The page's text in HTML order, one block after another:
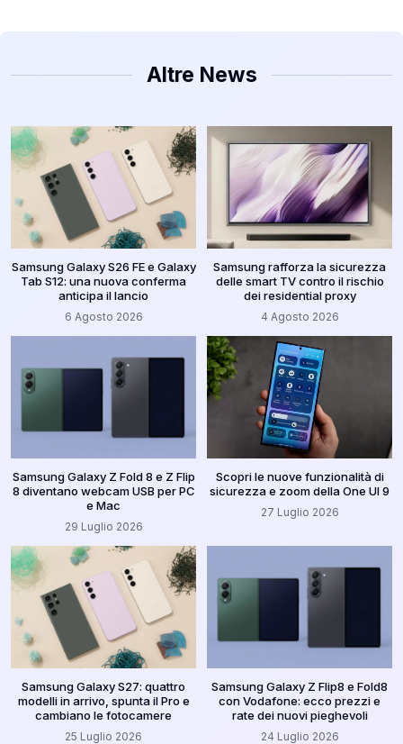
Altre News
Samsung Galaxy S26 FE e Galaxy
Tab S12: una nuova conferma
anticipa il lancio
6 Agosto 2026
Samsung rafforza la sicurezza
delle smart TV contro il rischio
dei residential proxy
4 Agosto 2026
Samsung Galaxy Z Fold 8 e Z Flip
8 diventano webcam USB per PC
e Mac
29 Luglio 2026
Scopri le nuove funzionalità di
sicurezza e zoom della One UI 9
27 Luglio 2026
Samsung Galaxy S27: quattro
modelli in arrivo, spunta il Pro e
cambiano le fotocamere
25 Luglio 2026
Samsung Galaxy Z Flip8 e Fold8
con Vodafone: ecco prezzi e
rate dei nuovi pieghevoli
24 Luglio 2026